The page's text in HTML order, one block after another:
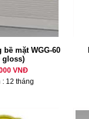
bề mặt WGG-60
gloss)
VNĐ
: 12 tháng